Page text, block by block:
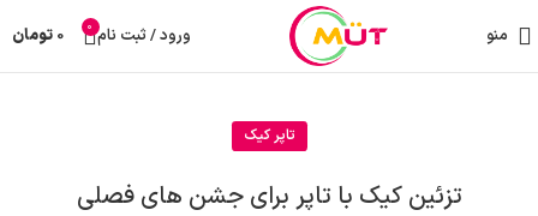
منو ورود / ثبت نام 0
0 تومان
تاپر کیک
تزئین کیک با تاپر برای جشن های فصلی